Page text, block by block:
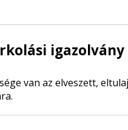
van az elveszett,